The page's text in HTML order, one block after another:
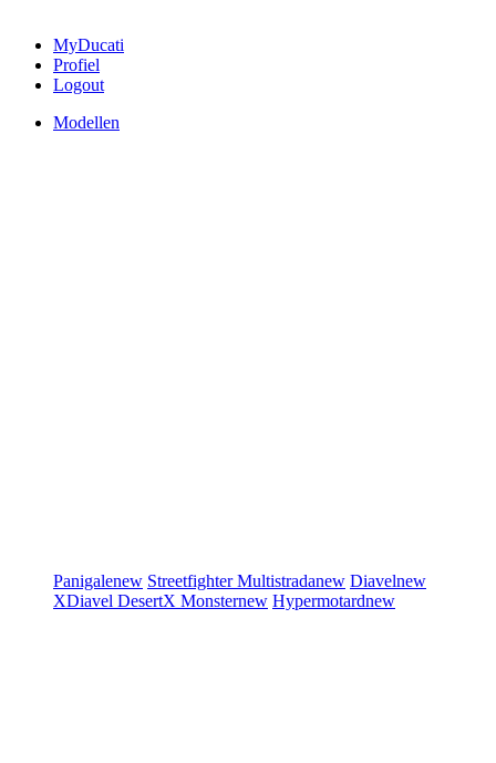
MyDucati
Profiel
Logout
Modellen
Panigalenew StreetfighterMultistradanew Diavelnew
XDiavel DesertX Monsternew Hypermotardnew